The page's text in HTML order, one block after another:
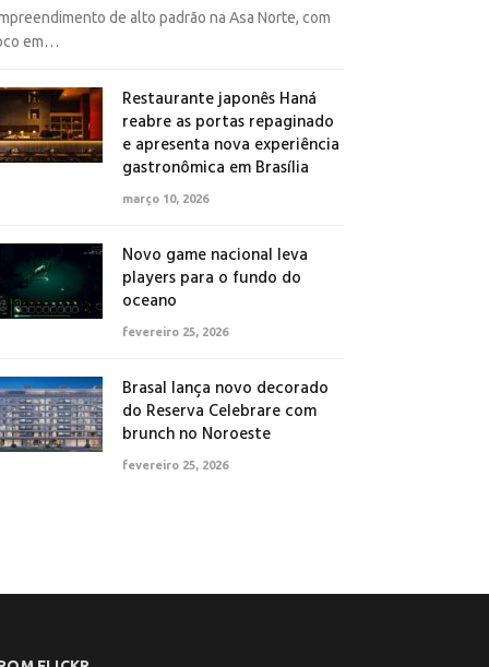
de alto padrão na Asa Norte, com
em…
Restaurante japonês Haná
reabre as portas repaginado
e apresenta nova experiência
gastronômica em Brasília
março 10, 2026
Novo game nacional leva
players para o fundo do
oceano
fevereiro 25, 2026
Brasal lança novo decorado
do Reserva Celebrare com
brunch no Noroeste
fevereiro 25, 2026